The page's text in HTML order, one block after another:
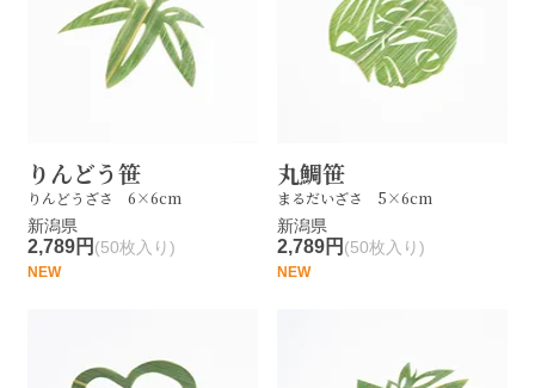
りんどう笹
りんどうざさ 6×6cm
新潟県
2,789円 (50枚入り)
NEW
丸鯛笹
まるだいざさ 5×6cm
新潟県
2,789円 (50枚入り)
NEW